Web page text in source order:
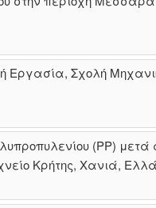
Εργασία, Σχολή
(PP) μετά
Κρήτης, Χανιά,